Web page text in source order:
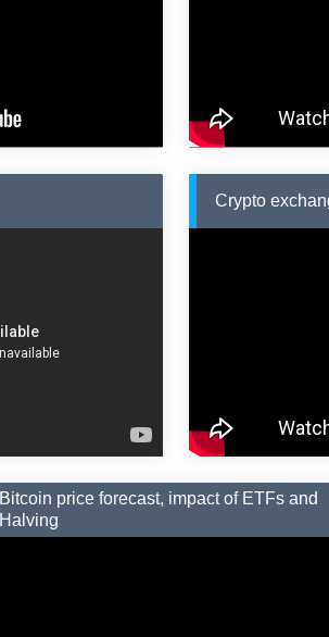
Crypto
Bitcoin price forecast, impact of ETFs and
Halving